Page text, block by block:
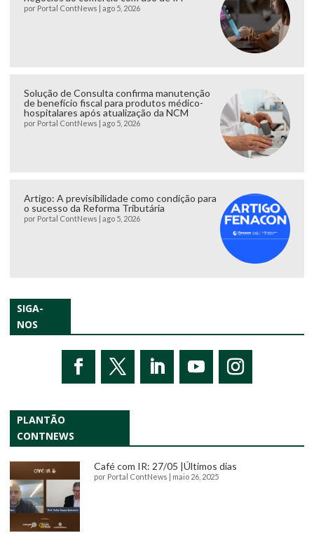
por Portal ContNews ago 5, 2026
Solução de Consulta confirma manutenção
de benefício fiscal para produtos médico-
hospitalares após atualização da NCM
por Portal ContNews ago 5, 2026
Artigo: A previsibilidade como condição para
o sucesso da Reforma Tributária
por Portal ContNews ago 5, 2026
SIGA-
NOS
PLANTÃO
CONTNEWS
Café com IR: 27/05 |Últimos dias
por Portal ContNews maio 26, 2025